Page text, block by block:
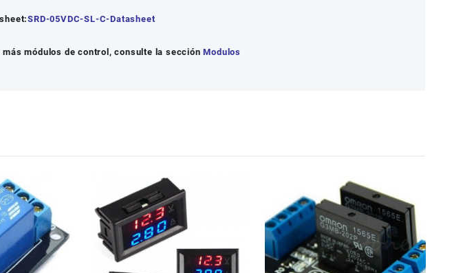
SRD-05VDC-SL-C-Datasheet
más módulos de control, consulte la sección Modulos